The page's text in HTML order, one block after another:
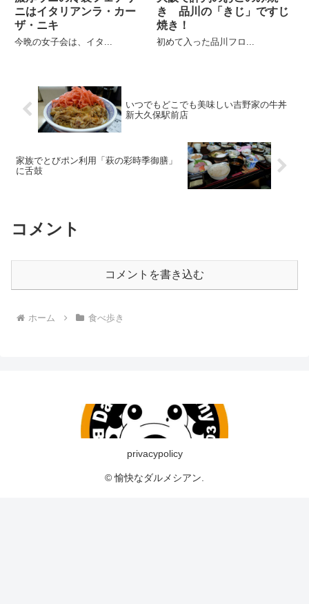
ニはイタリアンラ・カー
ザ・ニキ
今晩の女子会は、イタ...
き 品川の「きじ」ですじ
焼き！
初めて入った品川フロ...
いつでもどこでも美味しい吉野家の牛丼
新大久保駅前店
家族でとびポン利用「萩の彩時季御膳」
に舌鼓
コメント
コメントを書き込む
ホーム 食べ歩き
privacypolicy
© 愉快なダルメシアン.